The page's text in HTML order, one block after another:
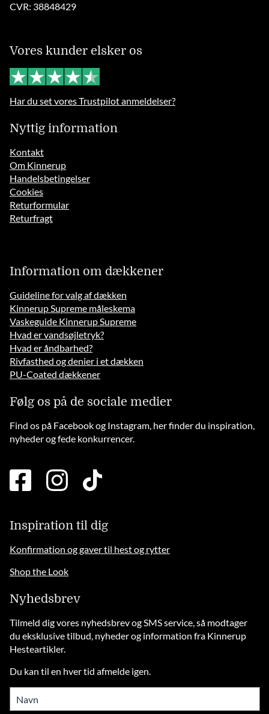
CVR: 38848429
Vores kunder elsker os
Har du set vores Trustpilot anmeldelser?
Nyttig information
Kontakt
Om Kinnerup
Handelsbetingelser
Cookies
Returformular
Returfragt
Information om dækkener
Guideline for valg af dækken
Kinnerup Supreme måleskema
Vaskeguide Kinnerup Supreme
Hvad er vandsøjletryk?
Hvad er åndbarhed?
Rivfasthed og denier i et dækken
PU-Coated dækkener
Følg os på de sociale medier
Find os på Facebook og Instagram, her finder du inspiration,
nyheder og fede konkurrencer.
facebook
square
instagramtiktok
Inspiration til dig
Konfirmation og gaver til hest og rytter
Shop the Look
Nyhedsbrev
Tilmeld dig vores nyhedsbrev og SMS service, så modtager
du eksklusive tilbud, nyheder og information fra Kinnerup
Hesteartikler.
Du kan til en hver tid afmelde igen.